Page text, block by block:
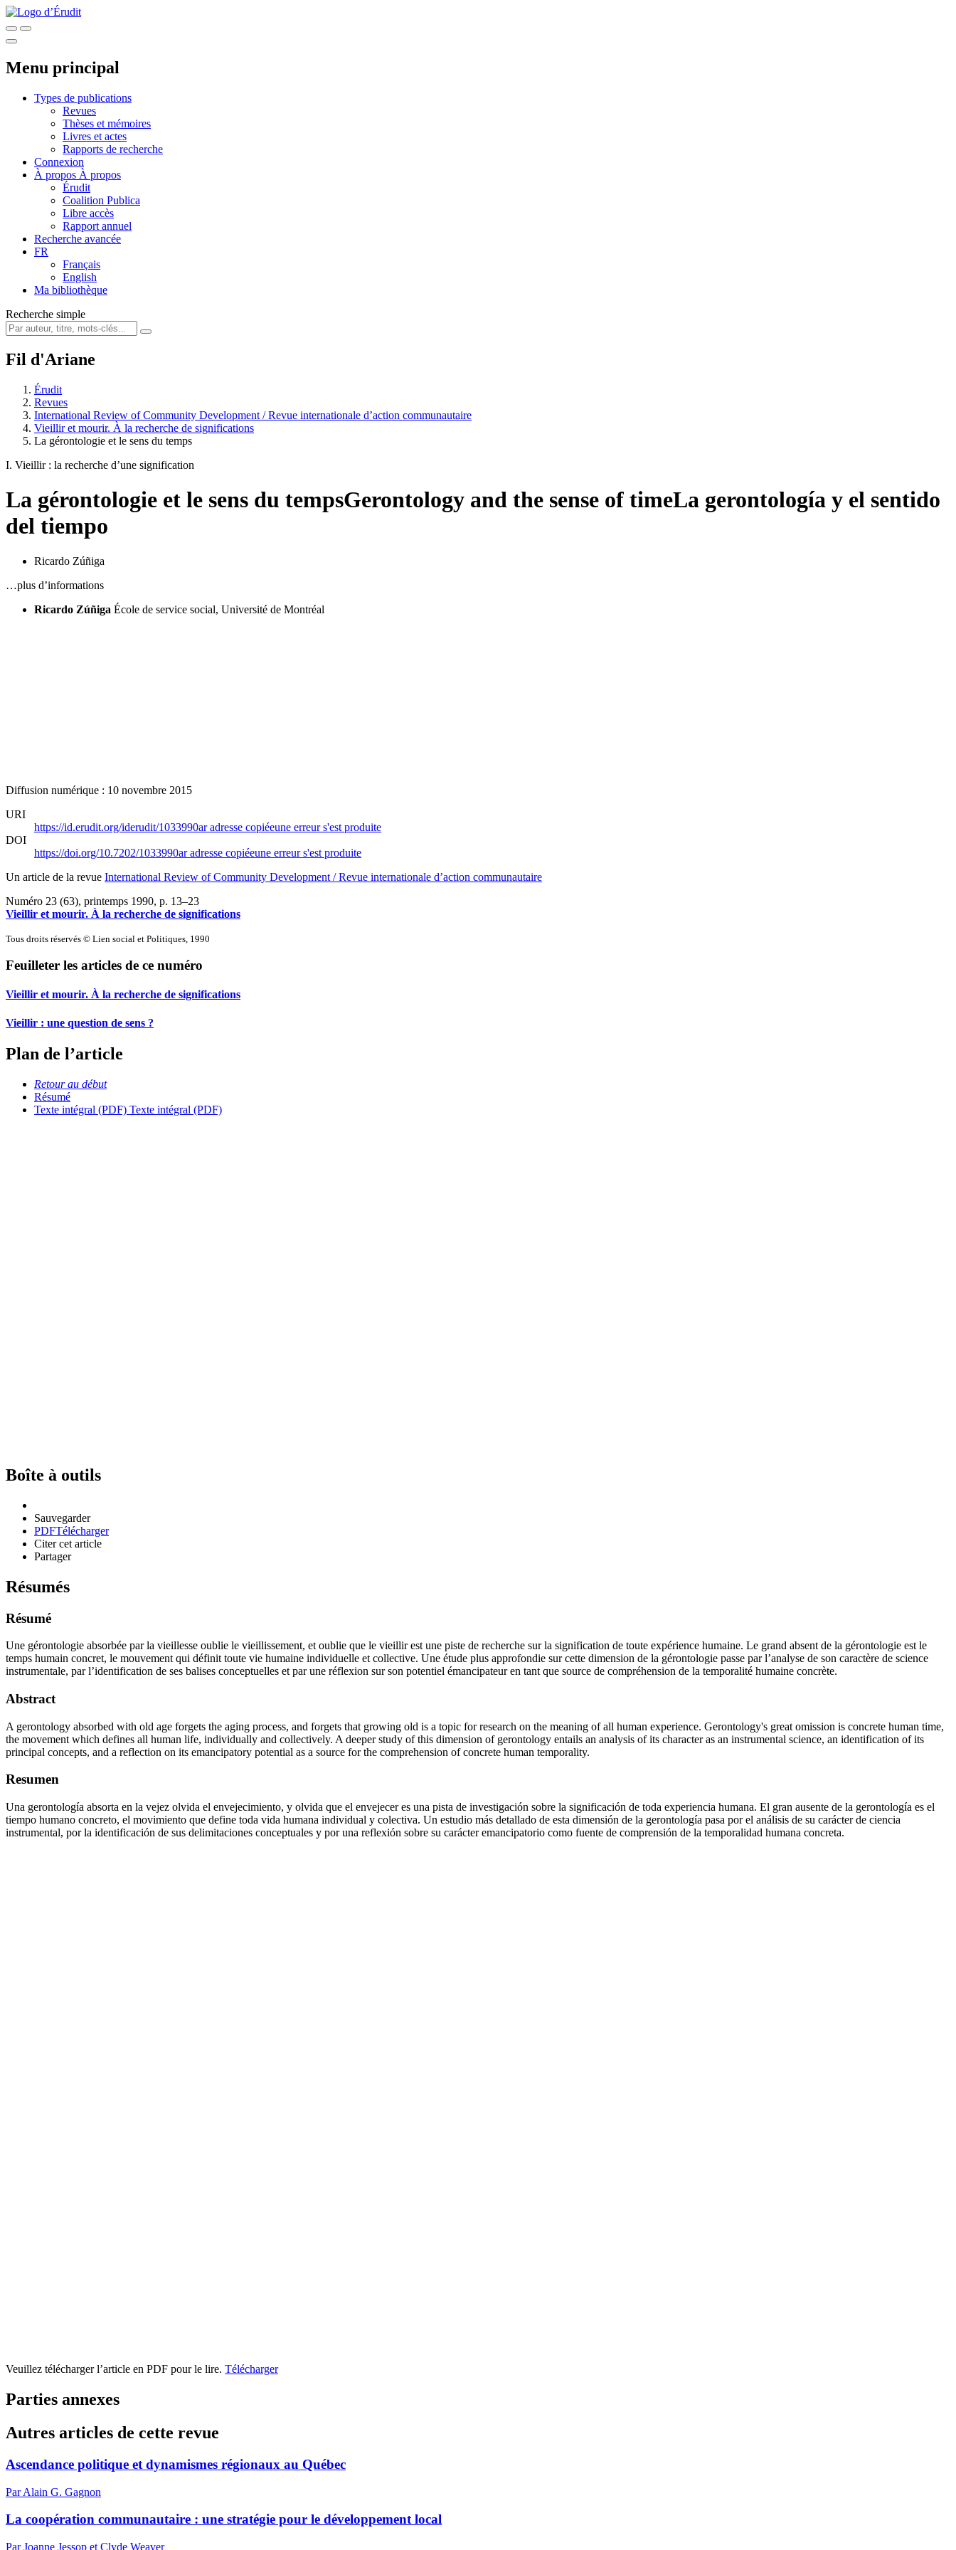
Menu principal
Types de publications
Revues
Thèses et mémoires
Livres et actes
Rapports de recherche
Connexion
À propos À propos
Érudit
Coalition Publica
Libre accès
Rapport annuel
Recherche avancée
FR
Français
English
Ma bibliothèque
Recherche simple
Fil d'Ariane
Érudit
Revues
International Review of Community Development / Revue internationale d’action communautaire
Vieillir et mourir. À la recherche de significations
La gérontologie et le sens du temps
I. Vieillir : la recherche d’une signification
La gérontologie et le sens du tempsGerontology and the sense of timeLa gerontología y el sentido
del tiempo
Ricardo Zúñiga
…plus d’informations
Ricardo Zúñiga École de service social, Université de Montréal
Diffusion numérique : 10 novembre 2015
URI
https://id.erudit.org/iderudit/1033990aradresse copiéeune erreur s'est produite
DOI
https://doi.org/10.7202/1033990aradresse copiéeune erreur s'est produite
Un article de la revue International Review of Community Development / Revue internationale d’action communautaire
Numéro 23 (63), printemps 1990, p. 13–23
Vieillir et mourir. À la recherche de significations
Tous droits réservés © Lien social et Politiques, 1990
Feuilleter les articles de ce numéro
Vieillir et mourir. À la recherche de significations
Vieillir : une question de sens ?
Plan de l’article
Retour au début
Résumé
Texte intégral (PDF) Texte intégral (PDF)
Boîte à outils
Sauvegarder
PDFTélécharger
Citer cet article
Partager
Résumés
Résumé
Une gérontologie absorbée par la vieillesse oublie le vieillissement, et oublie que le vieillir est une piste de recherche sur la signification de toute expérience humaine. Le grand absent de la gérontologie est le
temps humain concret, le mouvement qui définit toute vie humaine individuelle et collective. Une étude plus approfondie sur cette dimension de la gérontologie passe par l’analyse de son caractère de science
instrumentale, par l’identification de ses balises conceptuelles et par une réflexion sur son potentiel émancipateur en tant que source de compréhension de la temporalité humaine concrète.
Abstract
A gerontology absorbed with old age forgets the aging process, and forgets that growing old is a topic for research on the meaning of all human experience. Gerontology's great omission is concrete human time,
the movement which defines all human life, individually and collectively. A deeper study of this dimension of gerontology entails an analysis of its character as an instrumental science, an identification of its
principal concepts, and a reflection on its emancipatory potential as a source for the comprehension of concrete human temporality.
Resumen
Una gerontología absorta en la vejez olvida el envejecimiento, y olvida que el envejecer es una pista de investigación sobre la significación de toda experiencia humana. El gran ausente de la gerontología es el
tiempo humano concreto, el movimiento que define toda vida humana individual y colectiva. Un estudio más detallado de esta dimensión de la gerontología pasa por el análisis de su carácter de ciencia
instrumental, por la identificación de sus delimitaciones conceptuales y por una reflexión sobre su carácter emancipatorio como fuente de comprensión de la temporalidad humana concreta.
Veuillez télécharger l’article en PDF pour le lire. Télécharger
Parties annexes
Autres articles de cette revue
Ascendance politique et dynamismes régionaux au Québec
Par Alain G. Gagnon
La coopération communautaire : une stratégie pour le développement local
Par Joanne Jessop et Clyde Weaver